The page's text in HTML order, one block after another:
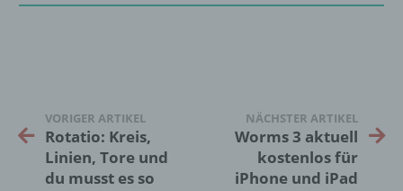
VORIGER ARTIKEL
Rotatio: Kreis,
Linien, Tore und
du musst es so
NÄCHSTER ARTIKEL
Worms 3 aktuell
kostenlos für
iPhone und iPad
dass die personenbezogenen Daten nicht
Verantwortlicher
Verantwortlicher oder für die Verarbeitung
Verantwortlicher ist die natürliche oder